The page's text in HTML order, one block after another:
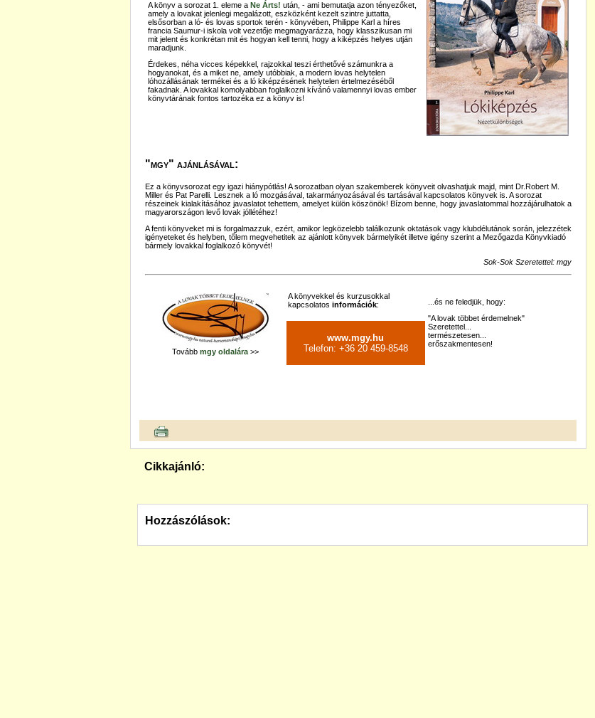
A könyv a sorozat 1. eleme a Ne Árts! után, - ami bemutatja azon tényezőket,
amely a lovakat jelenlegi megalázott, eszközként kezelt szintre juttatta,
elsősorban a ló- és lovas sportok terén - könyvében, Philippe Karl a híres
francia Saumur-i iskola volt vezetője megmagyarázza, hogy klasszikusan mi
mit jelent és konkrétan mit és hogyan kell tenni, hogy a kiképzés helyes utján
maradjunk.
Érdekes, néha vicces képekkel, rajzokkal teszi érthetővé számunkra a
hogyanokat, és a miket ne, amely utóbbiak, a modern lovas helytelen
lóhozállásának termékei és a ló kiképzésének helytelen értelmezéséből
fakadnak. A lovakkal komolyabban foglalkozni kívánó valamennyi lovas ember
könyvtárának fontos tartozéka ez a könyv is!
"mgy" ajánlásával:
Ez a könyvsorozat egy igazi hiánypótlás! A sorozatban olyan szakemberek könyveit olvashatjuk majd, mint Dr.Robert M.
Miller és Pat Parelli. Lesznek a ló mozgásával, takarmányozásával és tartásával kapcsolatos könyvek is. A sorozat
részeinek kialakításához javaslatot tehettem, amelyet külön köszönök! Bízom benne, hogy javaslatommal hozzájárulhatok a
magyarországon levő lovak jóllétéhez!
A fenti könyveket mi is forgalmazzuk, ezért, amikor legközelebb találkozunk oktatások vagy klubdélutánok során, jelezzétek
igényeteket és helyben, tőlem megvehetitek az ajánlott könyvek bármelyikét illetve igény szerint a Mezőgazda Könyvkiadó
bármely lovakkal foglalkozó könyvét!
Sok-Sok Szeretettel: mgy
Tovább mgy oldalára >>
A könyvekkel és kurzusokkal
kapcsolatos információk:
...és ne feledjük, hogy:
"A lovak többet érdemelnek"
Szeretettel...
természetesen...
erőszakmentesen!
www.mgy.hu
Telefon: +36 20 459-8548
Cikkajánló:
Hozzászólások: